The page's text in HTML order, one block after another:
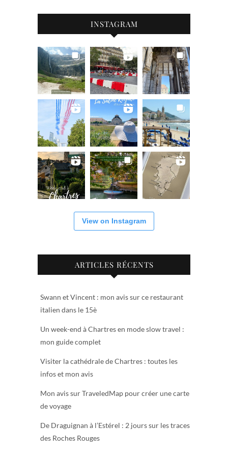
INSTAGRAM
View on Instagram
ARTICLES RÉCENTS
Swann et Vincent : mon avis sur ce restaurant
italien dans le 15è
Un week-end à Chartres en mode slow travel :
mon guide complet
Visiter la cathédrale de Chartres : toutes les
infos et mon avis
Mon avis sur TraveledMap pour créer une carte
de voyage
De Draguignan à l’Estérel : 2 jours sur les traces
des Roches Rouges